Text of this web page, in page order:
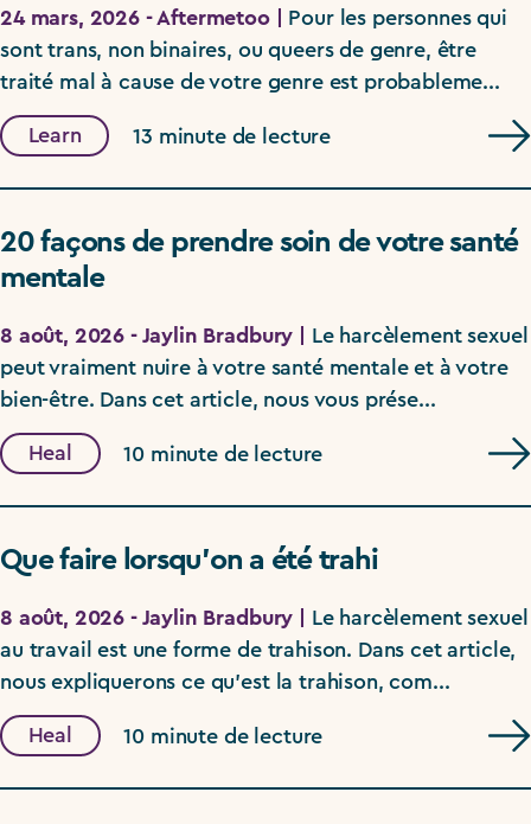
24 mars, 2026 - Aftermetoo |
Pour les personnes qui
sont trans, non binaires, ou queers de genre, être
traité mal à cause de votre genre est probableme...
Learn 13 minute de lecture
20 façons de prendre soin de votre santé
mentale
8 août, 2026 - Jaylin Bradbury |
Le harcèlement sexuel
peut vraiment nuire à votre santé mentale et à votre
bien-être. Dans cet article, nous vous prése...
Heal 10 minute de lecture
Que faire lorsqu’on a été trahi
8 août, 2026 - Jaylin Bradbury |
Le harcèlement sexuel
au travail est une forme de trahison. Dans cet article,
nous expliquerons ce qu’est la trahison, com...
Heal 10 minute de lecture